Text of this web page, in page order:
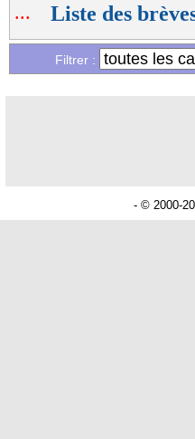
... Liste des
Filtrer :
- © 2000-